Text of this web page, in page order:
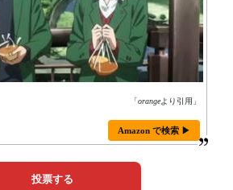
「orangeより引用」
Amazon で検索 ▶